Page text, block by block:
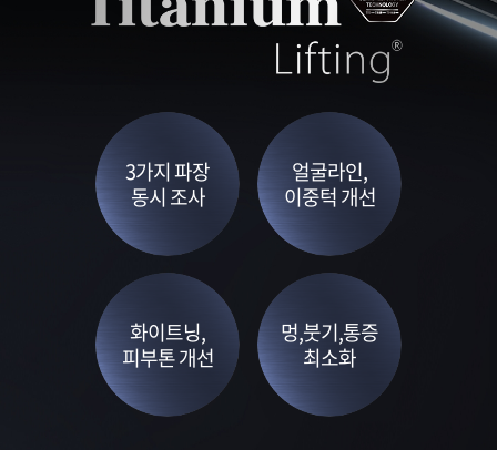
3가지 파장
동시 조사
얼굴라인,
이중턱 개선
화이트닝,
피부톤 개선
멍,붓기,통증
최소화